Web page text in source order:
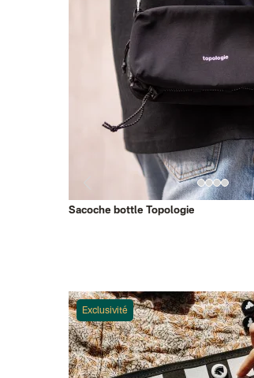
Sacoche bottle Topologie
Exclusivité